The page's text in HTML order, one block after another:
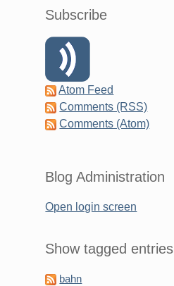
Subscribe
Atom Feed
Comments (RSS)
Comments (Atom)
Blog Administration
Open login screen
Show tagged entries
bahn